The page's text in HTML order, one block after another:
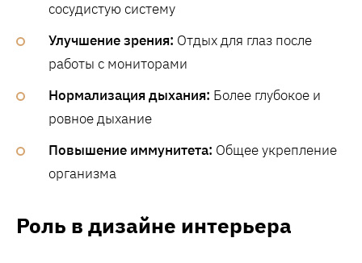
сосудистую систему
Улучшение зрения: Отдых для глаз после
работы с мониторами
Нормализация дыхания: Более глубокое и
ровное дыхание
Повышение иммунитета: Общее укрепление
организма
Роль в дизайне интерьера